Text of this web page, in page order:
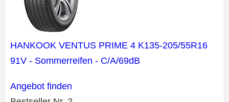
HANKOOK VENTUS PRIME 4 K135-205/55R16
91V - Sommerreifen - C/A/69dB
Angebot finden